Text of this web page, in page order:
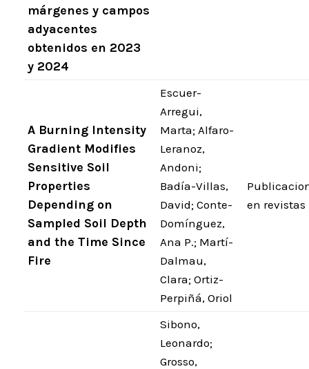
márgenes y campos
adyacentes
obtenidos en 2023
y 2024
A Burning Intensity
Gradient Modifies
Sensitive Soil
Properties
Depending on
Sampled Soil Depth
and the Time Since
Fire
Escuer-
Arregui,
Marta; Alfaro-
Leranoz,
Andoni;
Badía-Villas,
David; Conte-
Domínguez,
Ana P.; Martí-
Dalmau,
Clara; Ortiz-
Perpiñá, Oriol
en revistas
Sibono,
Leonardo;
Grosso,